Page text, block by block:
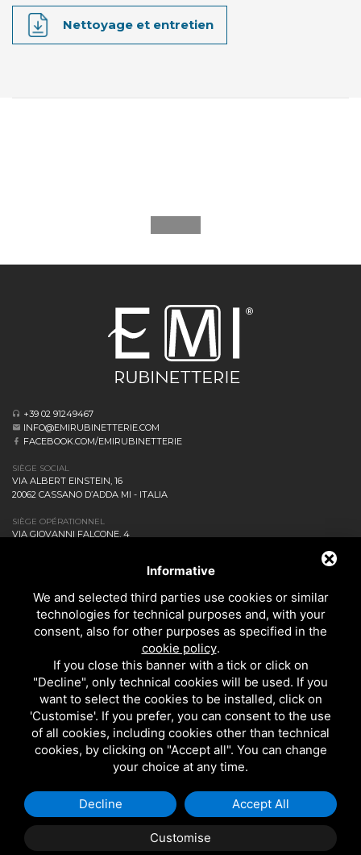
Nettoyage et entretien
+39 02 91249467
INFO@EMIRUBINETTERIE.COM
FACEBOOK.COM/EMIRUBINETTERIE
SIÈGE SOCIAL
VIA ALBERT EINSTEIN, 16
20062 CASSANO D’ADDA MI - ITALIA
SIÈGE OPÉRATIONNEL
VIA GIOVANNI FALCONE, 4
DOWNLOAD
CONTACTEZ-NOUS!
PRIVACY
TOUS LES PRODUITS
EMI RUBINETTERIE SRL - P.IVA 09985650960
CE SITE EST PROTÉGÉ PAR GOOGLE RECAPTCHA V3, LES RÈGLES DE
ET LESCONDITIONS D'UTILISATION.
Informative
We and selected third parties use cookies or similar
technologies for technical purposes and, with your
consent, also for other purposes as specified in the
cookie policy.
If you close this banner with a tick or click on
"Decline", only technical cookies will be used. If you
want to select the cookies to be installed, click on
'Customise'. If you prefer, you can consent to the use
of all cookies, including cookies other than technical
cookies, by clicking on "Accept all". You can change
your choice at any time.
Customise
Decline Accept All